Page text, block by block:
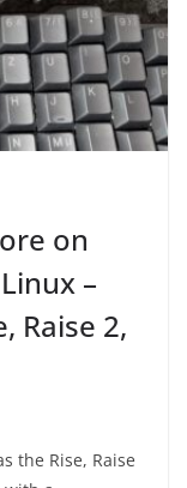
on
–
Raise 2,
the Rise, Raise